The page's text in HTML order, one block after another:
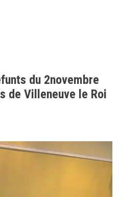
du 2novembre
de Villeneuve le Roi